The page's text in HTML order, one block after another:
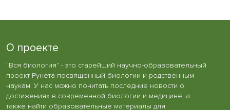
О проекте
"Вся биология" - это старейший научно-образовательный
проект Рунета посвященный биологии и родственным
наукам. У нас можно почитать последние новости о
достижениях в современной биологии и медицине, а
также найти образовательные материалы для